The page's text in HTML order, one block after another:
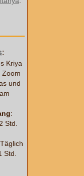
:
Kriya
Zoom
und
:
Std.
Std.